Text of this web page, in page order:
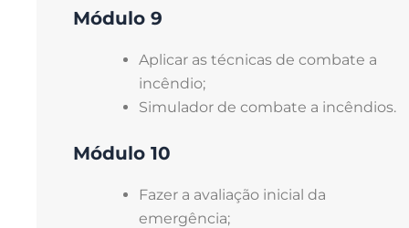
Módulo 9
Aplicar as técnicas de combate a
incêndio;
Simulador de combate a incêndios.
Módulo 10
Fazer a avaliação inicial da
emergência;